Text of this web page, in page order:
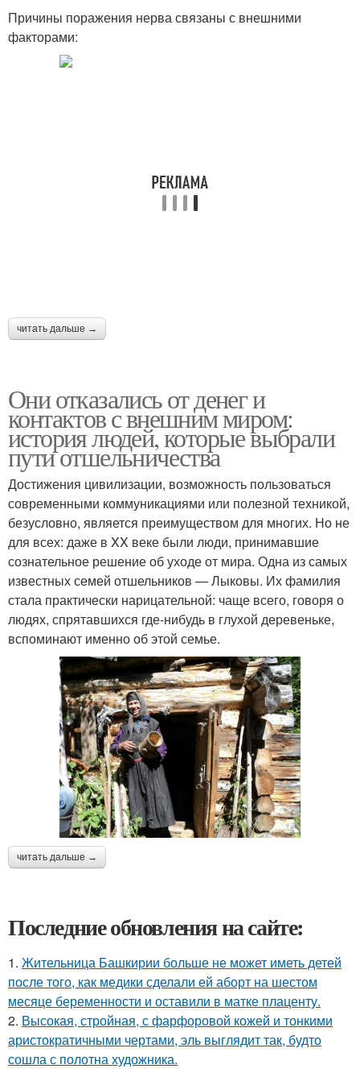
Причины поражения нерва связаны с внешними
факторами:
читать дальше →
Они отказались от денег и
контактов с внешним миром:
история людей, которые выбрали
пути отшельничества
Достижения цивилизации, возможность пользоваться
современными коммуникациями или полезной техникой,
безусловно, является преимуществом для многих. Но не
для всех: даже в XX веке были люди, принимавшие
сознательное решение об уходе от мира. Одна из самых
известных семей отшельников — Лыковы. Их фамилия
стала практически нарицательной: чаще всего, говоря о
людях, спрятавшихся где-нибудь в глухой деревеньке,
вспоминают именно об этой семье.
читать дальше →
Последние обновления на сайте:
1. Жительница Башкирии больше не может иметь детей
после того, как медики сделали ей аборт на шестом
месяце беременности и оставили в матке плаценту.
2. Высокая, стройная, с фарфоровой кожей и тонкими
аристократичными чертами, эль выглядит так, будто
сошла с полотна художника.